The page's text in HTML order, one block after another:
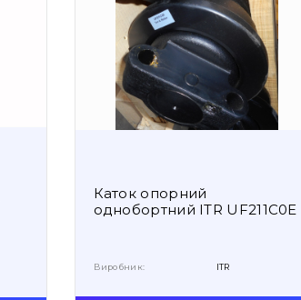
Каток опорний
однобортний ITR UF211C0E
Виробник: ITR